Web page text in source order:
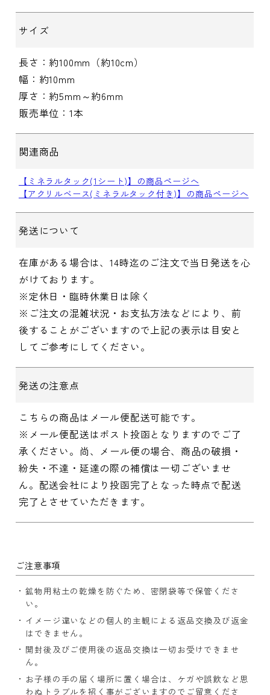
サイズ
長さ：約100mm（約10cm）
幅：約10mm
厚さ：約5mm～約6mm
販売単位：1本
関連商品
【ミネラルタック(1シート)】の商品ページへ
【アクリルベース(ミネラルタック付き)】の商品ページへ
発送について
在庫がある場合は、14時迄のご注文で当日発送を心
がけております。
※定休日・臨時休業日は除く
※ご注文の混雑状況・お支払方法などにより、前
後することがございますので上記の表示は目安と
してご参考にしてください。
発送の注意点
こちらの商品はメール便配送可能です。
※メール便配送はポスト投函となりますのでご了
承ください。尚、メール便の場合、商品の破損・
紛失・不達・延達の際の補償は一切ございませ
ん。配送会社により投函完了となった時点で配送
完了とさせていただきます。
ご注意事項
鉱物用粘土の乾燥を防ぐため、密閉袋等で保管くださ
い。
イメージ違いなどの個人的主観による返品交換及び返金
はできません。
開封後及びご使用後の返品交換は一切お受けできませ
ん。
お子様の手の届く場所に置く場合は、ケガや誤飲など思
わぬトラブルを招く事がございますのでご留意くださ